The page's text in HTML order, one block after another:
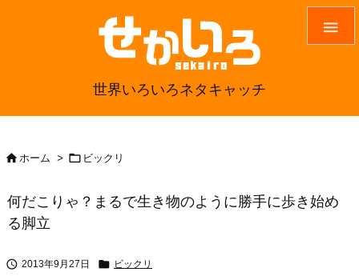
世界いろいろネタキャッチ

ホーム >  ビックリ
何だこりゃ？まるで生き物のように勝手に歩き始め
る脚立
 2013年9月27日  ビックリ